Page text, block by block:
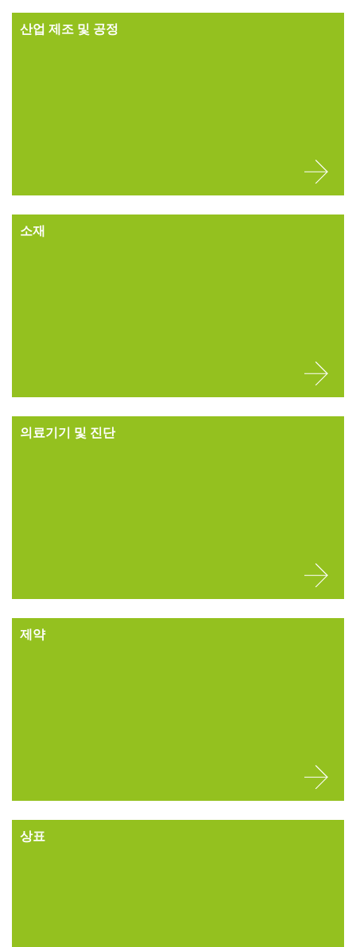
산업 제조 및 공정
소재
의료기기 및 진단
제약
상표